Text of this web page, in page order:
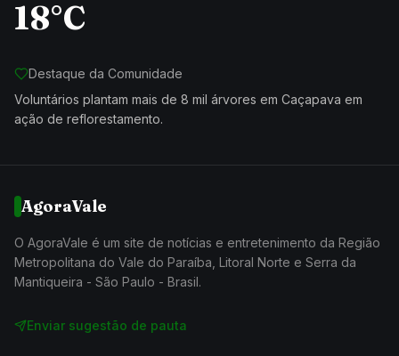
18°C
Destaque da Comunidade
Voluntários plantam mais de 8 mil árvores em Caçapava em
ação de reflorestamento.
AgoraVale
O AgoraVale é um site de notícias e entretenimento da Região
Metropolitana do Vale do Paraíba, Litoral Norte e Serra da
Mantiqueira - São Paulo - Brasil.
Enviar sugestão de pauta